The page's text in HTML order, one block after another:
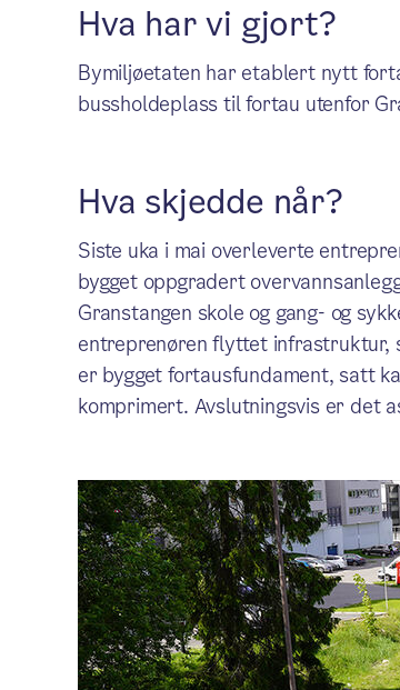
Hva har vi gjort?
Bymiljøetaten har etablert nytt
bussholdeplass til fortau utenfor
Hva skjedde når?
Siste uka i mai overleverte
bygget oppgradert
Granstangen skole og gang- og
entreprenøren flyttet infrastruktur,
er bygget fortausfundament, satt
komprimert. Avslutningsvis er det